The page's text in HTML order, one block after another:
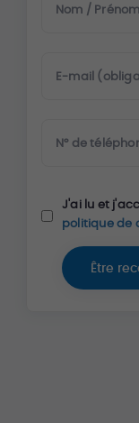
Nom / Prénom
E-mail
N° de
J'ai lu et
politique de
Être